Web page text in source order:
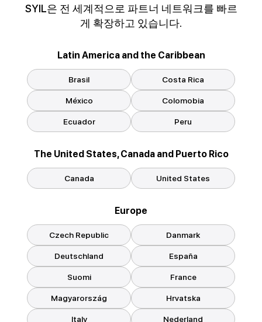
SYIL은 전 세계적으로 파트너 네트워크를 빠르
게 확장하고 있습니다.
Latin America and the Caribbean
Brasil Costa Rica
México Colomobia
Ecuador Peru
The United States, Canada and Puerto Rico
Canada United States
Europe
Czech Republic Danmark
Deutschland España
Suomi France
Magyarország Hrvatska
Italy Nederland